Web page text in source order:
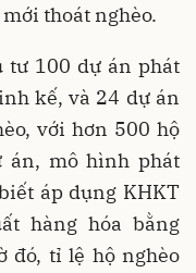
thoát nghèo.
tư 100 dự án phát
kế, và 24 dự án
với hơn 500 hộ
án, mô hình phát
áp dụng KHKT
hàng hóa bằng
đó, tỉ lệ hộ nghèo